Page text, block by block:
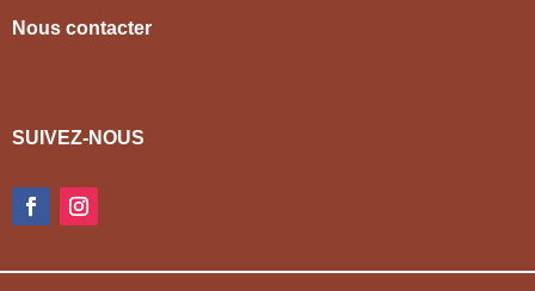
Nous contacter
SUIVEZ-NOUS